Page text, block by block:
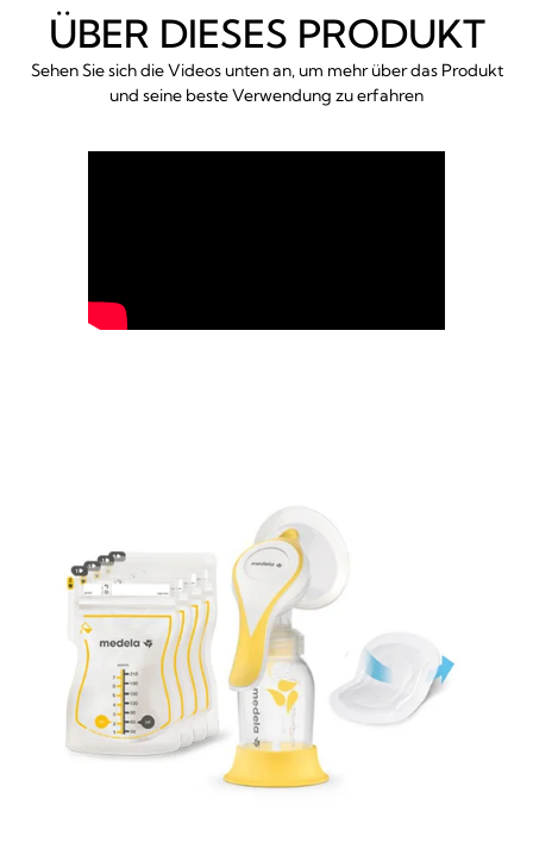
ÜBER DIESES PRODUKT
Sehen Sie sich die Videos unten an, um mehr über das Produkt
und seine beste Verwendung zu erfahren